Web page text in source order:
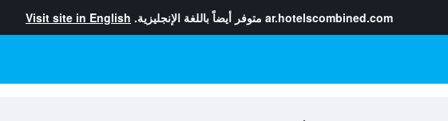
ar.hotelscombined.com متوفر أيضاً باللغة الإنجليزية. Visit site in English